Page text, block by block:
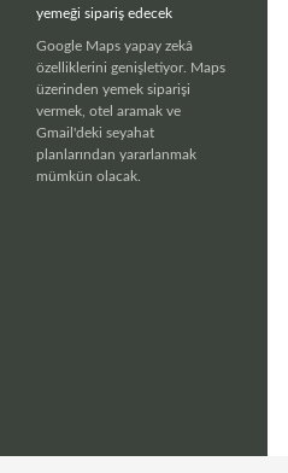
yemeği sipariş edecek
Google Maps yapay zekâ
özelliklerini genişletiyor. Maps
üzerinden yemek siparişi
vermek, otel aramak ve
Gmail'deki seyahat
planlarından yararlanmak
mümkün olacak.